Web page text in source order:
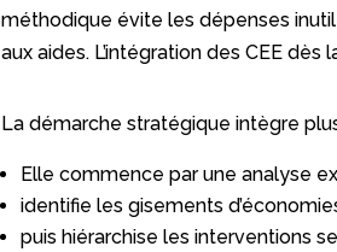
méthodique évite les dépenses
aux aides. L’intégration des CEE
La démarche stratégique intègre
Elle commence par une analyse
identifie les gisements
puis hiérarchise les interventions